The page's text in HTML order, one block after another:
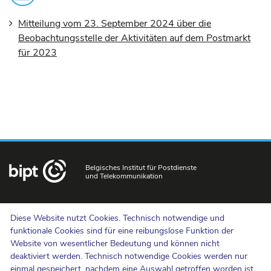
Diese Website nutzt Cookies. Technisch notwendige und
funktionale Cookies sind für eine reibungslose Funktion der
Website von wesentlicher Bedeutung und können nicht
deaktiviert werden. Technisch notwendige Cookies werden nur
%.
Range:
80
Mitteilung vom 23. September 2024 über die
Beobachtungsstelle der Aktivitäten auf dem Postmarkt
für 2023
Belgisches Institut für Postdienste
und Telekommunikation
Uns kontaktieren
Hinweisgebermeldungen
Newsletter
Barrierefreiheit